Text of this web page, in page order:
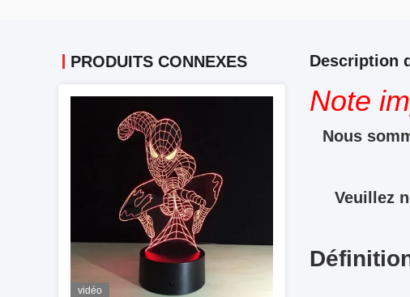
PRODUITS CONNEXES
vidéo
Description
Note
Nous
Veuillez